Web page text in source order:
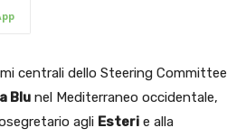
centrali dello Steering Committee
Blu nel Mediterraneo occidentale,
agli Esteri e alla